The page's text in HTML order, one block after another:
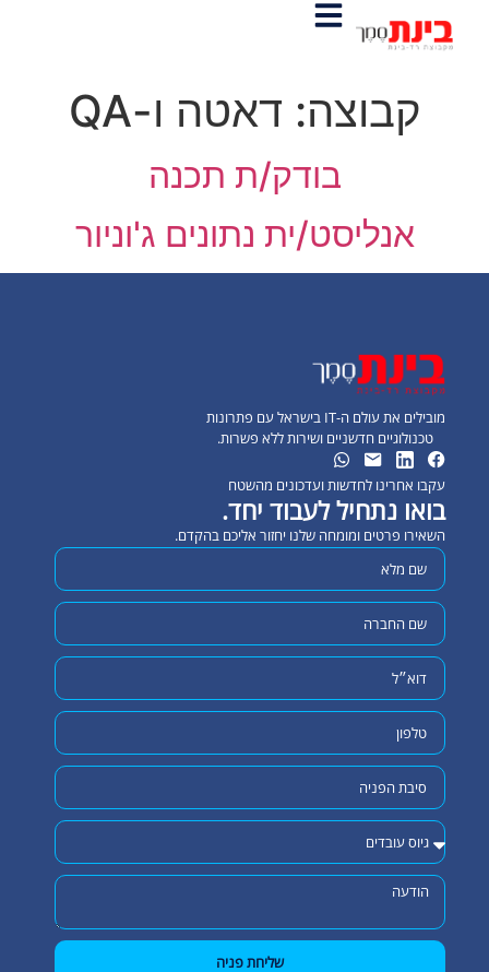
קבוצה: דאטה ו-QA
בודק/ת תכנה
אנליסט/ית נתונים ג'וניור
מובילים את עולם ה-IT בישראל עם פתרונות
טכנולוגיים חדשניים ושירות ללא פשרות.
עקבו אחרינו לחדשות ועדכונים מהשטח
בואו נתחיל לעבוד יחד.
השאירו פרטים ומומחה שלנו יחזור אליכם בהקדם.
שליחת פניה